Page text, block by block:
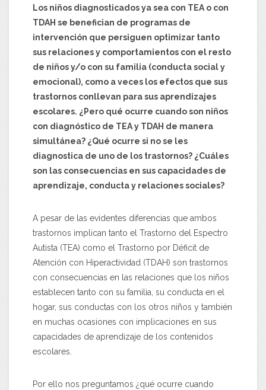
Los niños diagnosticados ya sea con TEA o con
TDAH se benefician de programas de
intervención que persiguen optimizar tanto
sus relaciones y comportamientos con el resto
de niños y/o con su familia (conducta social y
emocional), como a veces los efectos que sus
trastornos conllevan para sus aprendizajes
escolares. ¿Pero qué ocurre cuando son niños
con diagnóstico de TEA y TDAH de manera
simultánea? ¿Qué ocurre si no se les
diagnostica de uno de los trastornos? ¿Cuáles
son las consecuencias en sus capacidades de
aprendizaje, conducta y relaciones sociales?
A pesar de las evidentes diferencias que ambos
trastornos implican tanto el Trastorno del Espectro
Autista (TEA) como el Trastorno por Déficit de
Atención con Hiperactividad (TDAH) son trastornos
con consecuencias en las relaciones que los niños
establecen tanto con su familia, su conducta en el
hogar, sus conductas con los otros niños y también
en muchas ocasiones con implicaciones en sus
capacidades de aprendizaje de los contenidos
escolares.
Por ello nos preguntamos ¿qué ocurre cuando